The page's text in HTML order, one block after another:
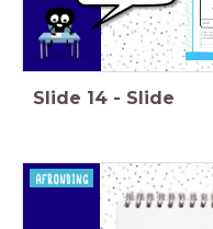
Slide 14 - Slide